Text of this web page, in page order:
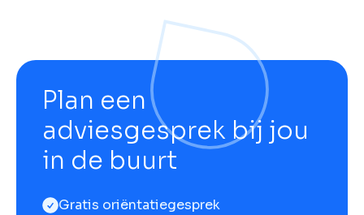
Plan een
adviesgesprek bij jou
in de buurt
Gratis oriëntatiegesprek